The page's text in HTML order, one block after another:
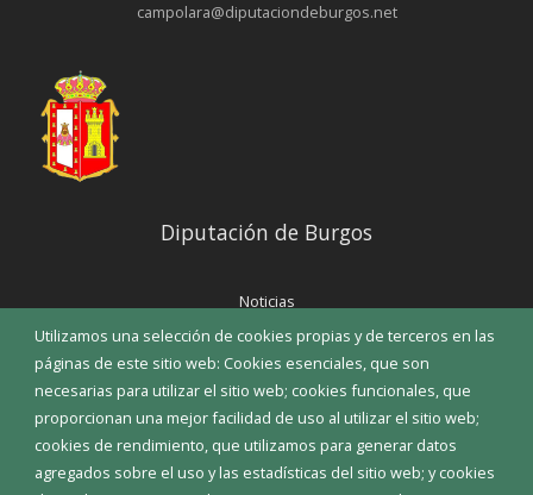
Utilizamos una selección de cookies propias y de terceros en las
páginas de este sitio web: Cookies esenciales, que son
necesarias para utilizar el sitio web; cookies funcionales, que
proporcionan una mejor facilidad de uso al utilizar el sitio web;
cookies de rendimiento, que utilizamos para generar datos
agregados sobre el uso y las estadísticas del sitio web; y cookies
campolara@diputaciondeburgos.net
Diputación de Burgos
Noticias
Eventos
Corporación Municipal
Teléfonos de interés
INICIAR SESIÓN
MAPA WEB